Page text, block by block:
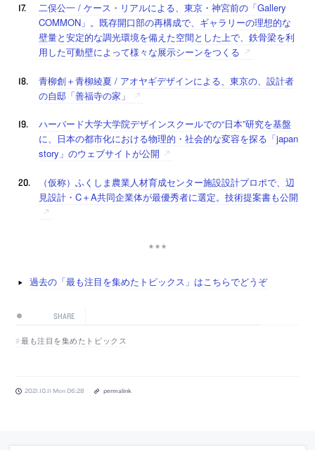
二俣公一 / ケース・リアルによる、東京・神宮前の「Gallery
COMMON」。既存開口部の再構成で、ギャラリーの理想的な
壁量と安定的な調光環境を備えた空間とした上で、鉄骨梁を利
用した可動壁によって様々な展示シーンをつくる
青柳創＋青柳綾夏 / アオヤギデザインによる、東京の、設計者
の自邸「善福寺の家」
ハーバード大学大学院デザインスクールでの“日本”研究を基盤
に、日本の都市化における物理的・社会的な変容を探る「japan
story」のウェブサイトが公開
（仮称）ふくしま農業人材育成センター施設設計プロポで、辺
見設計・C＋A共同企業体が最優秀者に選定。技術提案書も公開
過去の「最も注目を集めたトピックス」はこちらでどうぞ
SHARE
最も注目を集めたトピックス
2021.10.11 Mon 06:28 permalink